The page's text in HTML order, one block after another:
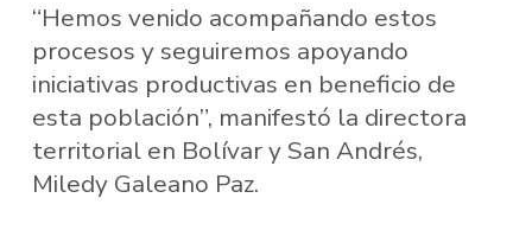
“Hemos venido acompañando estos
procesos y seguiremos apoyando
iniciativas productivas en beneficio de
esta población”, manifestó la directora
territorial en Bolívar y San Andrés,
Miledy Galeano Paz.